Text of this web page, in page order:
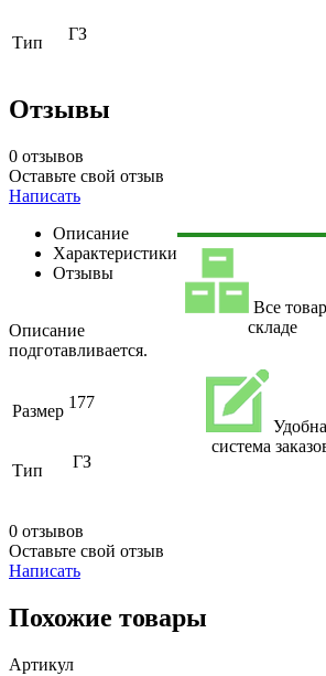
Тип ГЗ
Отзывы
0 отзывов
Оставьте свой отзыв
Написать
Описание
Характеристики
Отзывы
Описание
подготавливается.
Размер 177
Тип ГЗ
0 отзывов
Оставьте свой отзыв
Написать
Все
складе
система
Похожие товары
Артикул